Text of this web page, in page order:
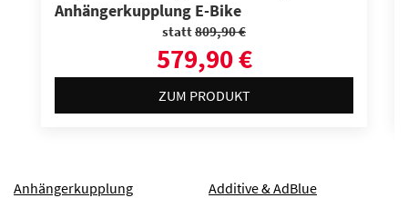
DIAGNOSE/ACHSE
Anhängerkupplung E-Bike
statt809,90 €
579,90 €
ZUM PRODUKT
Anhängerkupplung
Additive & AdBlue